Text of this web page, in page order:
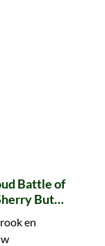
Battle of
Butt
en